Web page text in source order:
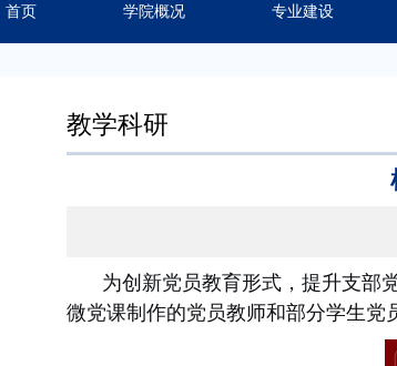
首页 学院概况 专业建设
教学科研
为创新党员教育形式，提升支部
微党课制作的党员教师和部分学生党